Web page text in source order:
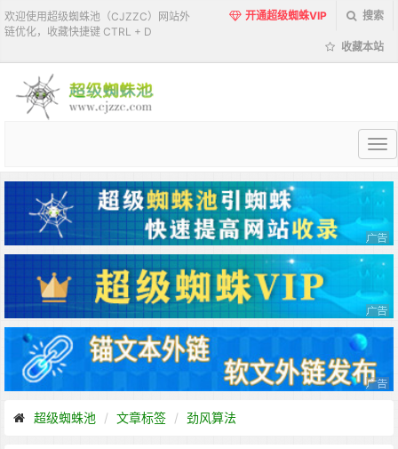
欢迎使用超级蜘蛛池（CJZZC）网站外
链优化，收藏快捷键 CTRL + D
开通超级蜘蛛VIP 搜索
收藏本站
超
蜘
蛛
池
超级蜘蛛池 文章标签 劲风算法